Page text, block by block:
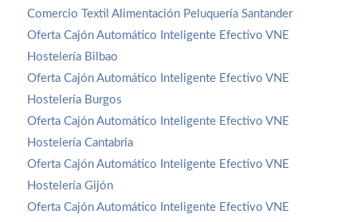
Comercio Textil Alimentación Peluquería Santander
Oferta Cajón Automático Inteligente Efectivo VNE
Hostelería Bilbao
Oferta Cajón Automático Inteligente Efectivo VNE
Hostelería Burgos
Oferta Cajón Automático Inteligente Efectivo VNE
Hostelería Cantabria
Oferta Cajón Automático Inteligente Efectivo VNE
Hostelería Gijón
Oferta Cajón Automático Inteligente Efectivo VNE